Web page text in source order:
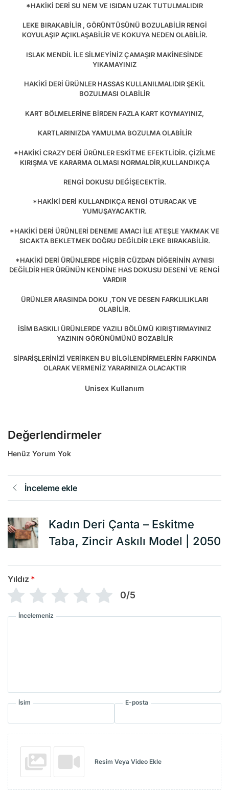
*HAKİKİ DERİ SU NEM VE ISIDAN UZAK TUTULMALIDIR
LEKE BIRAKABİLİR , GÖRÜNTÜSÜNÜ BOZULABİLİR RENGİ
KOYULAŞIP AÇIKLAŞABİLİR VE KOKUYA NEDEN OLABİLİR.
ISLAK MENDİL İLE SİLMEYİNİZ ÇAMAŞIR MAKİNESİNDE
YIKAMAYINIZ
HAKİKİ DERİ ÜRÜNLER HASSAS KULLANILMALIDIR ŞEKİL
BOZULMASI OLABİLİR
KART BÖLMELERİNE BİRDEN FAZLA KART KOYMAYINIZ,
KARTLARINIZDA YAMULMA BOZULMA OLABİLİR
*HAKİKİ CRAZY DERİ ÜRÜNLER ESKİTME EFEKTLİDİR. ÇİZİLME
KIRIŞMA VE KARARMA OLMASI NORMALDİR,KULLANDIKÇA
RENGİ DOKUSU DEĞİŞECEKTİR.
*HAKİKİ DERİ KULLANDIKÇA RENGİ OTURACAK VE
YUMUŞAYACAKTIR.
*HAKİKİ DERİ ÜRÜNLERİ DENEME AMACI İLE ATEŞLE YAKMAK VE
SICAKTA BEKLETMEK DOĞRU DEĞİLDİR LEKE BIRAKABİLİR.
*HAKİKİ DERİ ÜRÜNLERDE HİÇBİR CÜZDAN DİĞERİNİN AYNISI
DEĞİLDİR HER ÜRÜNÜN KENDİNE HAS DOKUSU DESENİ VE RENGİ
VARDIR
ÜRÜNLER ARASINDA DOKU ,TON VE DESEN FARKLILIKLARI
OLABİLİR.
İSİM BASKILI ÜRÜNLERDE YAZILI BÖLÜMÜ KIRIŞTIRMAYINIZ
YAZININ GÖRÜNÜMÜNÜ BOZABİLİR
SİPARİŞLERİNİZİ VERİRKEN BU BİLGİLENDİRMELERİN FARKINDA
OLARAK VERMENİZ YARARINIZA OLACAKTIR
Unisex Kullanıım
Değerlendirmeler
Henüz Yorum Yok
İnceleme ekle
Kadın Deri Çanta – Eskitme
Taba, Zincir Askılı Model | 2050
Yıldız *
0/5
İncelemeniz
İsim E-posta
Resim Veya Video Ekle